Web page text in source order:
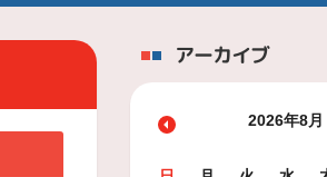
アーカイブ
2026年8月